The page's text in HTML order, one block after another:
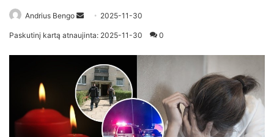
Andrius Bengo
Send 2025-11-30
Paskutinį kartą atnaujinta: 2025-11-30 0